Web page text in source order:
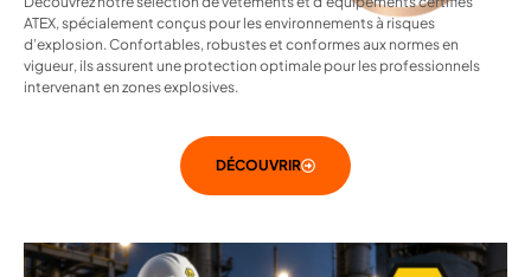
ATEX, spécialement conçus pour les environnements à risques
d’explosion. Confortables, robustes et conformes aux normes en
vigueur, ils assurent une protection optimale pour les professionnels
intervenant en zones explosives.
DÉCOUVRIR